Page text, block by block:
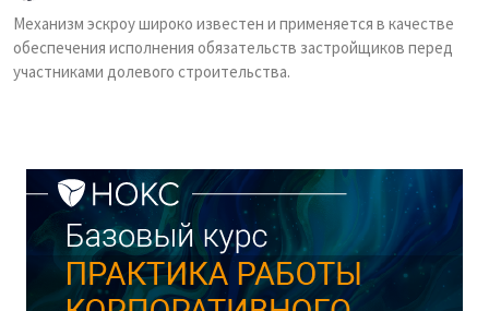
Механизм эскроу широко известен и применяется в качестве
обеспечения исполнения обязательств застройщиков перед
участниками долевого строительства.